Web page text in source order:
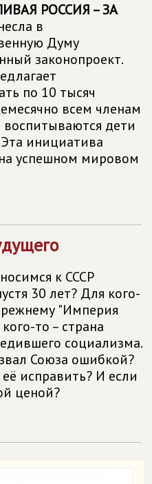
РОССИЯ – ЗА
в
Думу
законопроект.
по 10 тысяч
всем членам
воспитываются дети
инициатива
успешном мировом
к СССР
30 лет? Для кого-
"Империя
то – страна
социализма.
Союза ошибкой?
исправить? И если
ценой?